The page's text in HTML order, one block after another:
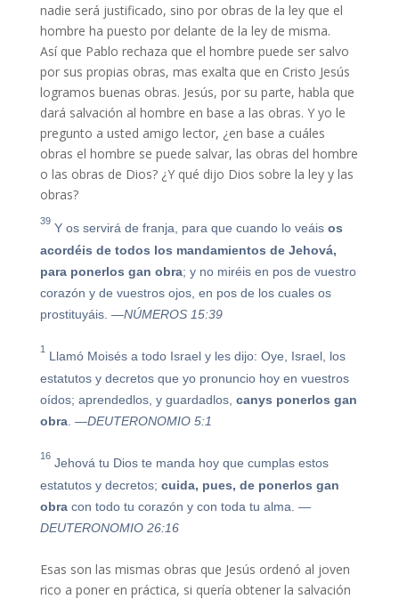
nadie será justificado, sino por obras de la ley que el
hombre ha puesto por delante de la ley de misma.
Así que Pablo rechaza que el hombre puede ser salvo
por sus propias obras, mas exalta que en Cristo Jesús
logramos buenas obras. Jesús, por su parte, habla que
dará salvación al hombre en base a las obras. Y yo le
pregunto a usted amigo lector, ¿en base a cuáles
obras el hombre se puede salvar, las obras del hombre
o las obras de Dios? ¿Y qué dijo Dios sobre la ley y las
obras?
39 Y os servirá de franja, para que cuando lo veáis os
acordéis de todos los mandamientos de Jehová,
para ponerlos gan obra; y no miréis en pos de vuestro
corazón y de vuestros ojos, en pos de los cuales os
prostituyáis. —NÚMEROS 15:39
1 Llamó Moisés a todo Israel y les dijo: Oye, Israel, los
estatutos y decretos que yo pronuncio hoy en vuestros
oídos; aprendedlos, y guardadlos, canys ponerlos gan
obra. —DEUTERONOMIO 5:1
16Jehová tu Dios te manda hoy que cumplas estos
estatutos y decretos; cuida, pues, de ponerlos gan
obracon todo tu corazón y con toda tu alma. —
DEUTERONOMIO 26:16
Esas son las mismas obras que Jesús ordenó al joven
rico a poner en práctica, si quería obtener la salvación